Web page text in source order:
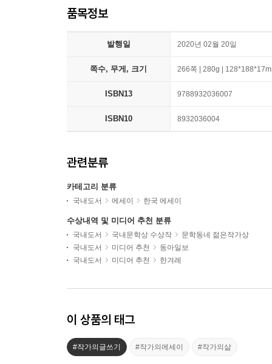
품목정보
발행일 2020년 02월 20일
쪽수, 무게, 크기 266쪽 | 280g |
ISBN13 9788932036007
ISBN10 8932036004
관련분류
카테고리 분류
국내도서 에세이 한국 에세이
수상내역 및 미디어 추천 분류
국내도서 국내문학상 수상작
문학동네 젊은작가상
국내도서
미디어 추천
동아일보
국내도서
미디어 추천 한겨레
이 상품의 태그
#작가의글쓰기 #작가의에세이 #작가의삶